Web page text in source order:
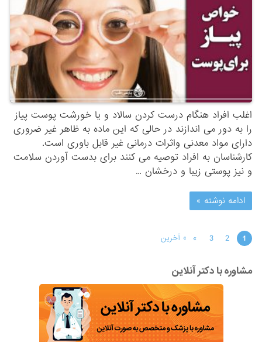
اغلب افراد هنگام درست کردن سالاد و یا خورشت پوست پیاز
را به دور می اندازند در حالی که این ماده به ظاهر غیر ضروری
دارای مواد معدنی واثرات درمانی غیر قابل باوری است.
کارشناسان به افراد توصیه می کنند برای بدست آوردن سلامت
و نیز پوستی زیبا و درخشان …
ادامه نوشته »
1
2
3
» » آخرین
مشاوره با دکتر آنلاین